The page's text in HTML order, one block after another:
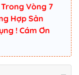
Vòng 7
Hợp Sản
! Cám Ơn